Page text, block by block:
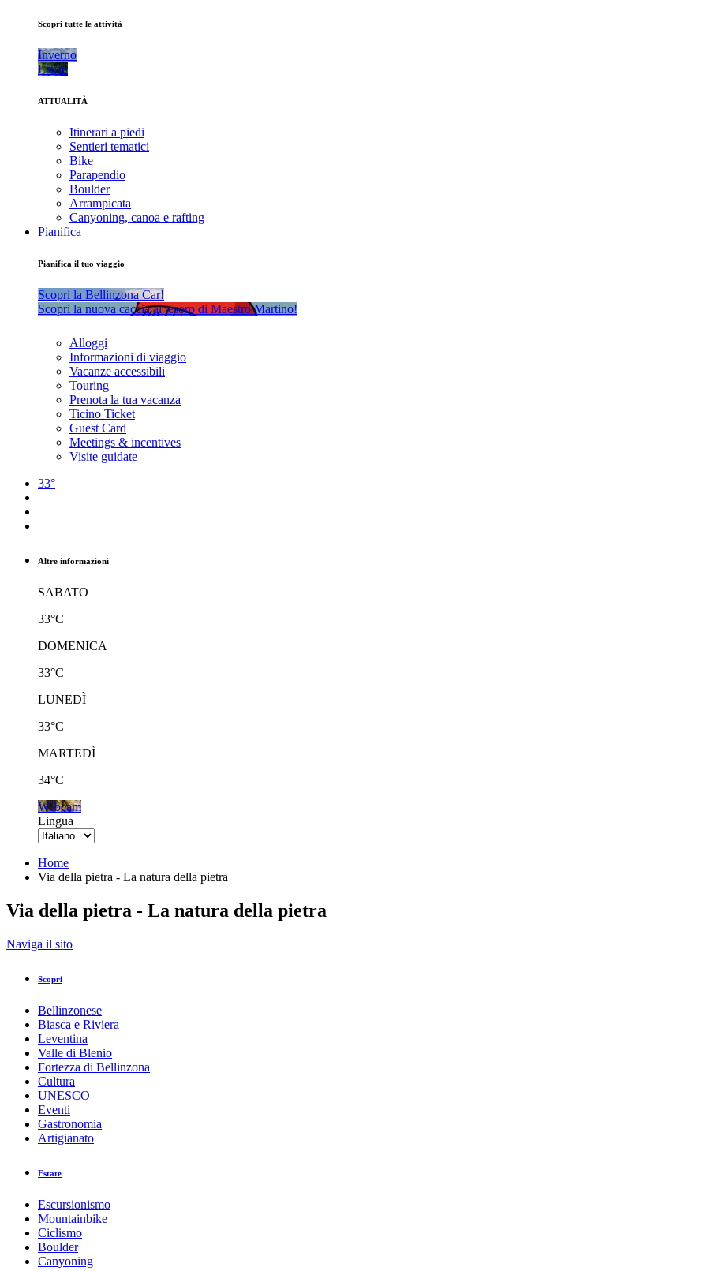
Scopri tutte le attività
Inverno
Estate
ATTUALITÀ
Itinerari a piedi
Sentieri tematici
Bike
Parapendio
Boulder
Arrampicata
Canyoning, canoa e rafting
Pianifica
Pianifica il tuo viaggio
Scopri la Bellinzona Car!
Scopri la nuova caccia al tesoro di Maestro Martino!
Alloggi
Informazioni di viaggio
Vacanze accessibili
Touring
Prenota la tua vacanza
Ticino Ticket
Guest Card
Meetings & incentives
Visite guidate
33°
Altre informazioni
SABATO
33°C
DOMENICA
33°C
LUNEDÌ
33°C
MARTEDÌ
34°C
Webcam
Lingua
Home
Via della pietra - La natura della pietra
Via della pietra - La natura della pietra
Indietro
Escursione · Bellinzona e Valli
Via della pietra - La natura della pietra
Responsabile del contenuto
Bellinzona e Valli Turismo
Via della pietra - La natura della pietra
Foto: Bellinzona e Valli Turismo
Sintesi
Dettagli
Direzioni da seguire
Come arrivare
Segnalazioni
Naviga il sito
Scopri
Bellinzonese
Biasca e Riviera
Leventina
Valle di Blenio
Fortezza di Bellinzona
Cultura
UNESCO
Eventi
Gastronomia
Artigianato
Estate
Escursionismo
Mountainbike
Ciclismo
Boulder
Canyoning